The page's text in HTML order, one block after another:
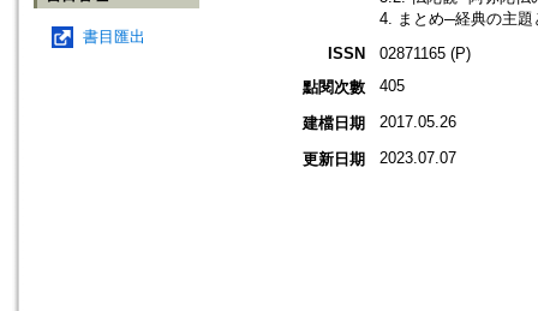
書目匯出
4. まとめ─経典の主題
ISSN
02871165 (P)
點閱次數
405
建檔日期 2017.05.26
更新日期 2023.07.07